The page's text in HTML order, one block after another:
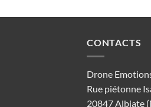
CONTACTS
Drone
Rue piétonne
20847 Albiate